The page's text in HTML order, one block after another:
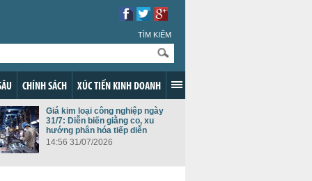
TÌM KIẾM
CHÍNH SÁCH XÚC TIẾN KINH DOANH
Giá kim loại công nghiệp ngày
31/7: Diễn biến giằng co, xu
hướng phân hóa tiếp diễn
14:56 31/07/2026